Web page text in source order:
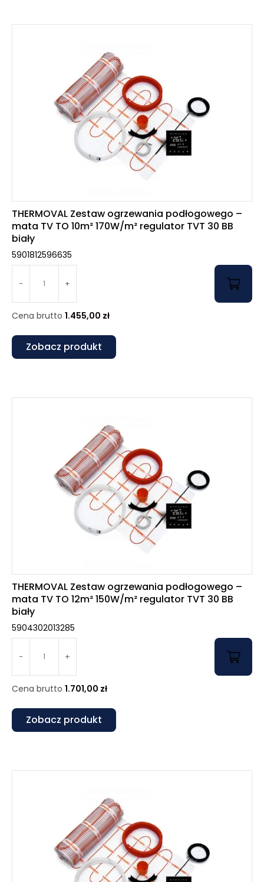
THERMOVAL Zestaw ogrzewania podłogowego –
mata TV TO 10m² 170W/m² regulator TVT 30 BB
biały
5901812596635
- +
Cena brutto 1.455,00 zł
Zobacz produkt
THERMOVAL Zestaw ogrzewania podłogowego –
mata TV TO 12m² 150W/m² regulator TVT 30 BB
biały
5904302013285
- +
Cena brutto 1.701,00 zł
Zobacz produkt